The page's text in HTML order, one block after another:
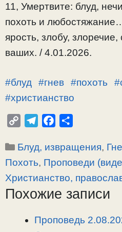
11, Умертвите: блуд,
похоть и
ярость, злобу,
ваших. / 4.01.2026.
#блуд #гнев #похоть
#христианство
p
y
n
l
a
c
e
o
п
р
и
ь
Рубрики
Блуд, извращения,
Похоть, Проповеди
Христианство,
Похожие записи
Проповедь